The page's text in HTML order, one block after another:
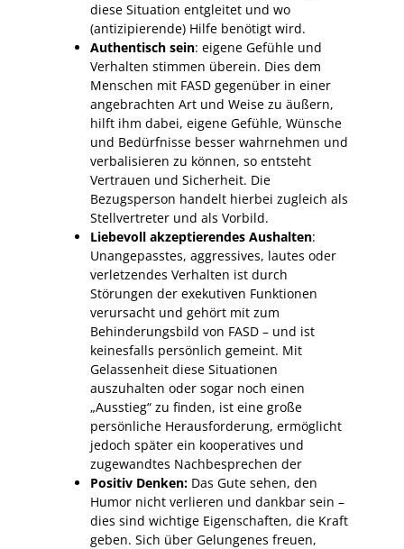
diese Situation entgleitet und wo
(antizipierende) Hilfe benötigt wird.
Authentisch sein: eigene Gefühle und
Verhalten stimmen überein. Dies dem
Menschen mit FASD gegenüber in einer
angebrachten Art und Weise zu äußern,
hilft ihm dabei, eigene Gefühle, Wünsche
und Bedürfnisse besser wahrnehmen und
verbalisieren zu können, so entsteht
Vertrauen und Sicherheit. Die
Bezugsperson handelt hierbei zugleich als
Stellvertreter und als Vorbild.
Liebevoll akzeptierendes Aushalten:
Unangepasstes, aggressives, lautes oder
verletzendes Verhalten ist durch
Störungen der exekutiven Funktionen
verursacht und gehört mit zum
Behinderungsbild von FASD – und ist
keinesfalls persönlich gemeint. Mit
Gelassenheit diese Situationen
auszuhalten oder sogar noch einen
„Ausstieg“ zu finden, ist eine große
persönliche Herausforderung, ermöglicht
jedoch später ein kooperatives und
zugewandtes Nachbesprechen der
Positiv Denken: Das Gute sehen, den
Humor nicht verlieren und dankbar sein –
dies sind wichtige Eigenschaften, die Kraft
geben. Sich über Gelungenes freuen,